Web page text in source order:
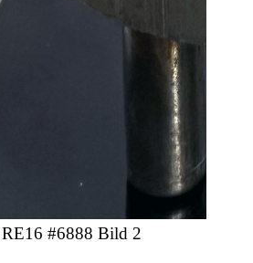
#6888 Bild 2